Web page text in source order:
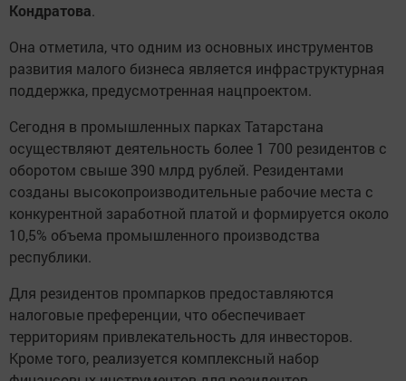
Кондратова.
Она отметила, что одним из основных инструментов
развития малого бизнеса является инфраструктурная
поддержка, предусмотренная нацпроектом.
Сегодня в промышленных парках Татарстана
осуществляют деятельность более 1 700 резидентов с
оборотом свыше 390 млрд рублей. Резидентами
созданы высокопроизводительные рабочие места с
конкурентной заработной платой и формируется около
10,5% объема промышленного производства
республики.
Для резидентов промпарков предоставляются
налоговые преференции, что обеспечивает
территориям привлекательность для инвесторов.
Кроме того, реализуется комплексный набор